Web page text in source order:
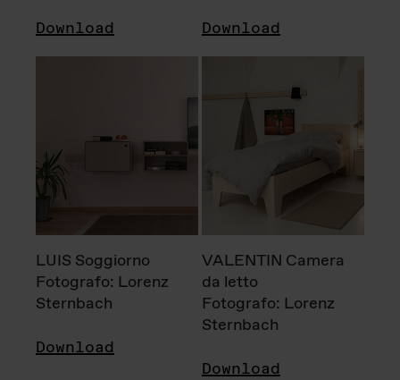
Download Download
LUIS Soggiorno
Fotografo: Lorenz
Sternbach
Download
VALENTIN Camera
da letto
Fotografo: Lorenz
Sternbach
Download